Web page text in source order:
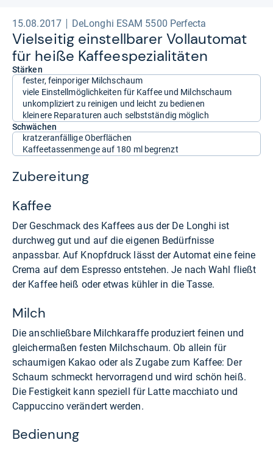
15.08.2017 DeLonghi ESAM 5500 Perfecta
Viel­sei­tig ein­stell­ba­rer Voll­au­to­mat
für heiße Kaf­fee­s­pe­zia­li­tä­ten
Stärken
fester, feinporiger Milchschaum
viele Einstellmöglichkeiten für Kaffee und Milchschaum
unkompliziert zu reinigen und leicht zu bedienen
kleinere Reparaturen auch selbstständig möglich
Schwächen
kratzeranfällige Oberflächen
Kaffeetassenmenge auf 180 ml begrenzt
Zubereitung
Kaffee
Der Geschmack des Kaffees aus der De Longhi ist
durchweg gut und auf die eigenen Bedürfnisse
anpassbar. Auf Knopfdruck lässt der Automat eine feine
Crema auf dem Espresso entstehen. Je nach Wahl fließt
der Kaffee heiß oder etwas kühler in die Tasse.
Milch
Die anschließbare Milchkaraffe produziert feinen und
gleichermaßen festen Milchschaum. Ob allein für
schaumigen Kakao oder als Zugabe zum Kaffee: Der
Schaum schmeckt hervorragend und wird schön heiß.
Die Festigkeit kann speziell für Latte macchiato und
Cappuccino verändert werden.
Bedienung